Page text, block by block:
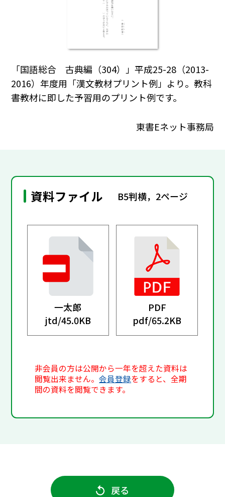
「国語総合 古典編（304）」平成25-28（2013-
2016）年度用「漢文教材プリント例」より。教科
書教材に即した予習用のプリント例です。
東書Eネット事務局
資料ファイル B5判横，2ページ
一太郎
jtd/45.0KB
PDF
pdf/65.2KB
非会員の方は公開から一年を超えた資料は
閲覧出来ません。会員登録をすると、全期
間の資料を閲覧できます。
戻る